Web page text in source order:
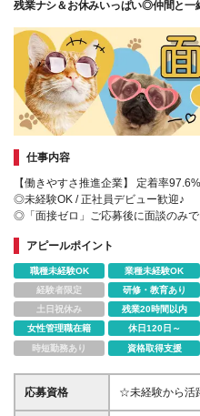
残業ナシ＆お休みいっぱい◎仲間と一
仕事内容
【働きやすさ推進企業】 定着率97.6%
◎未経験OK / 正社員デビュー歓迎♪
◎「面接ゼロ」ご応募後に面談のみで
★賞与年2回
★産育休取得実績ほぼ100%
★豊富なキャリアパス
アピールポイント
職種未経験OK 業種未経験OK
経験者限定
研修・教育あり
土日祝休み
残業20時間以内
女性管理職在籍
休日120日～
時短勤務あり
資格取得支援
応募資格
☆未経験から活
意欲や人物重視で選考し